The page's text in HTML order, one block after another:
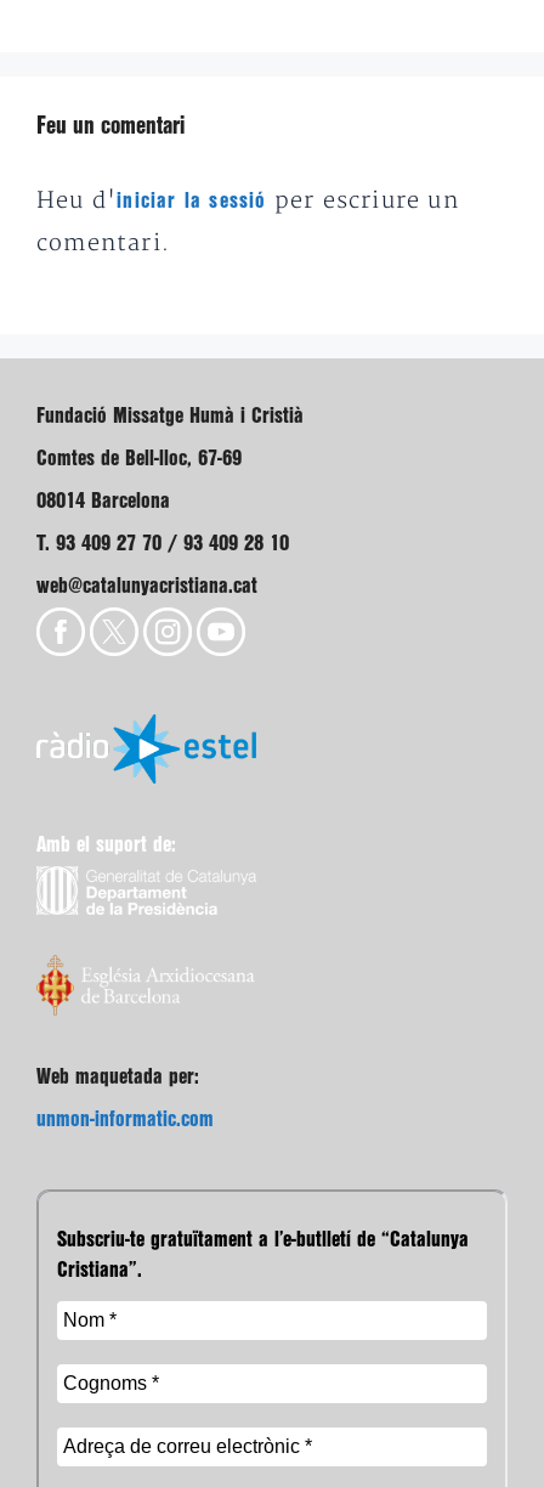
Feu un comentari
Heu d'iniciar la sessió
per escriure un
comentari.
Fundació Missatge Humà i Cristià
Comtes de Bell-lloc, 67-69
08014 Barcelona
T. 93 409 27 70 / 93 409 28 10
web@catalunyacristiana.cat
Amb el suport de:
Web maquetada per:
unmon-informatic.com
Subscriu-te gratuïtament a l’e-butlletí de “Catalunya
Cristiana”.